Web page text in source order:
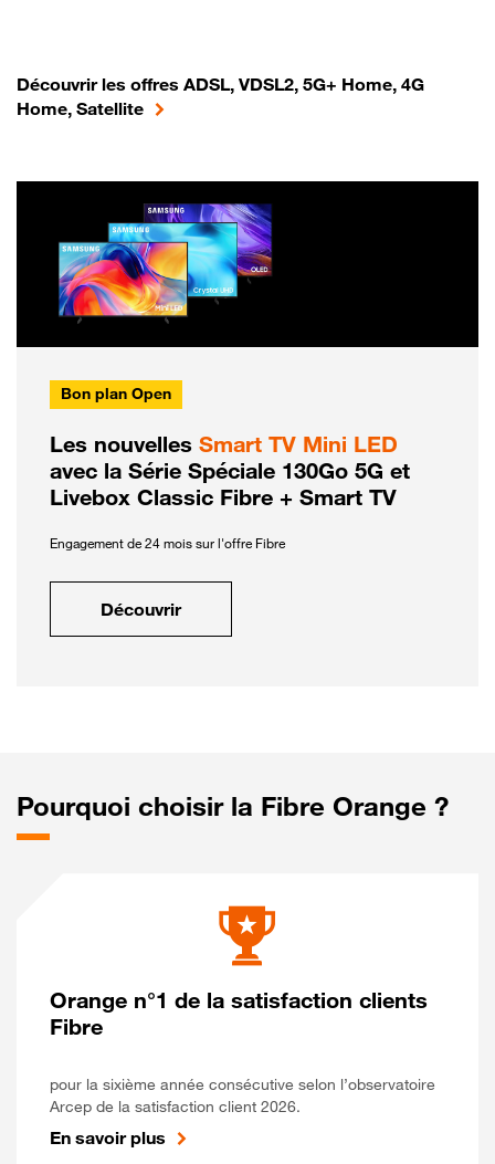
Découvrir les offres ADSL, VDSL2, 5G+ Home, 4G
Home, Satellite
Bon plan Open
Les nouvelles Smart TV Mini LED
avec la Série Spéciale 130Go 5G et
Livebox Classic Fibre + Smart TV
Engagement de 24 mois sur l'offre Fibre
Découvrir
Pourquoi choisir la Fibre Orange ?
Orange n°1 de la satisfaction clients
Fibre
pour la sixième année consécutive selon l’observatoire
Arcep de la satisfaction client 2026.
En savoir plus